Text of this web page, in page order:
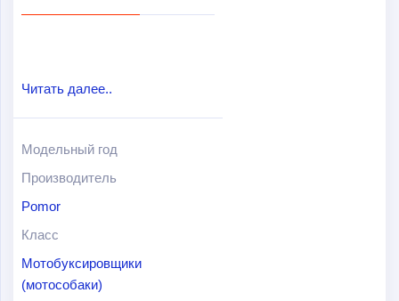
Читать далее..
Модельный год
Производитель
Pomor
Класс
Мотобуксировщики
(мотособаки)